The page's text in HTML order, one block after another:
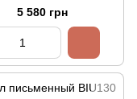
5 580 грн